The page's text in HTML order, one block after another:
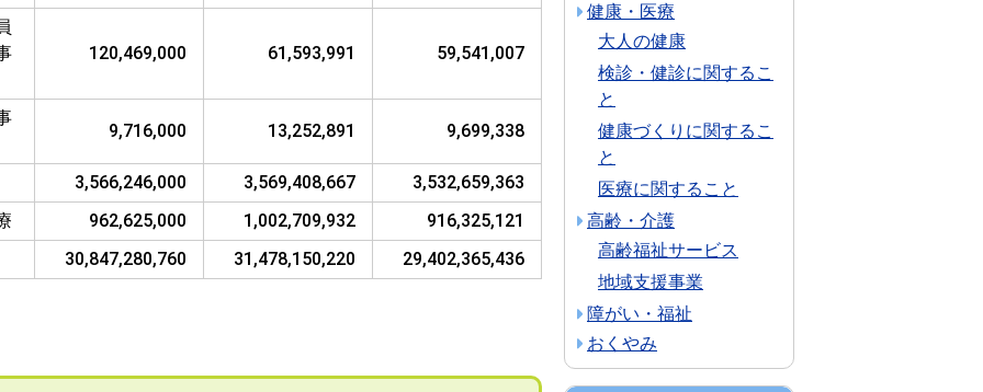
120,469,000 61,593,991 59,541,007
9,716,000 13,252,891 9,699,338
3,566,246,000 3,569,408,667
3,532,659,363
962,625,000 1,002,709,932
916,325,121
30,847,280,760
31,478,150,220 29,402,365,436
健康・医療
大人の健康
検診・健診に関するこ
と
健康づくりに関するこ
と
医療に関すること
高齢・介護
高齢福祉サービス
地域支援事業
障がい・福祉
おくやみ